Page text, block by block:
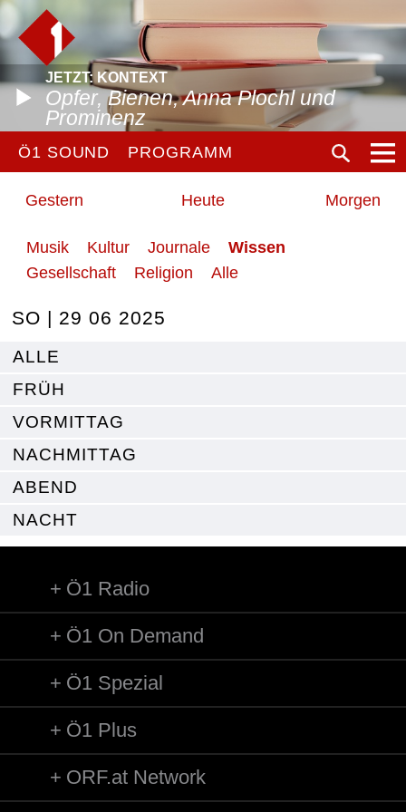
JETZT: KONTEXT
Opfer, Bienen, Anna Plochl und
Prominenz
Ö1 SOUND PROGRAMM
Gestern Heute Morgen
Musik Kultur Journale
Wissen
Gesellschaft
Religion Alle
SO | 29 06 2025
ALLE
FRÜH
VORMITTAG
NACHMITTAG
ABEND
NACHT
Ö1 Radio
Ö1 On Demand
Ö1 Spezial
Ö1 Plus
ORF.at Network